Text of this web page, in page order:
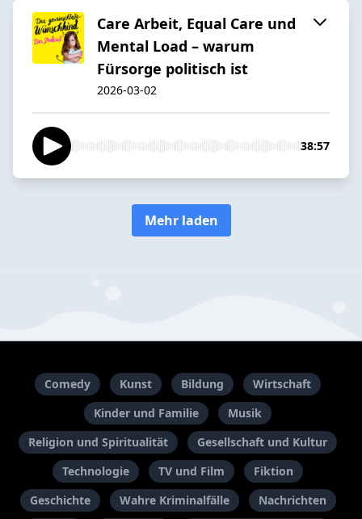
Care Arbeit, Equal Care und
Mental Load – warum
Fürsorge politisch ist
2026-03-02
38:57
Mehr laden
Comedy Kunst Bildung
Wirtschaft
Kinder und Familie
Musik
Religion und Spiritualität
Gesellschaft und Kultur
Technologie
TV und Film
Fiktion
Geschichte
Wahre Kriminalfälle Nachrichten